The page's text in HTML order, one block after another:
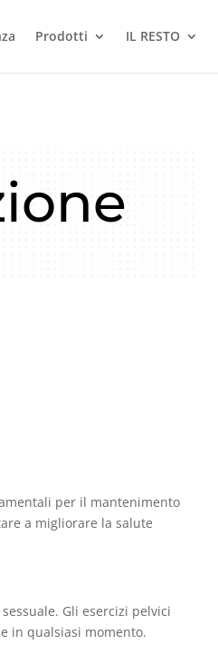
Prodotti IL RESTO
per il mantenimento
a migliorare la salute
Gli esercizi pelvici
in qualsiasi momento.